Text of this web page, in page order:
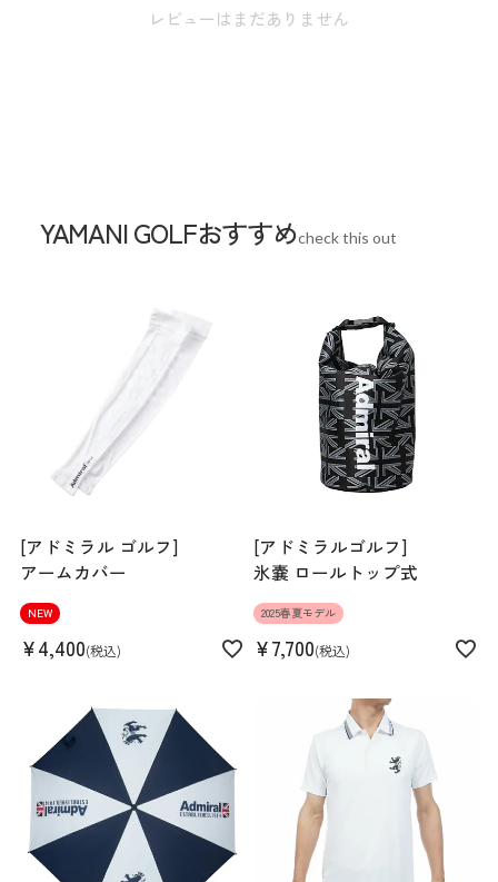
グのサイズ表記は目安となります。
Hem width 43cm
Length 60.5cm
L LL
160cm 57kgRecommended
Find out more on your body type
スペック
素材
本体:ナイロン69% ポリウレタン31% 別布部
分:綿70% ポリエステル30% リブ部分:ポリエ
レビューはまだありません
YAMANI GOLFおすすめcheck this out
[アドミラル ゴルフ]
アームカバー
NEW
¥4,400 税込
[アドミラルゴルフ]
氷嚢 ロールトップ式
2025春夏モデル
¥7,700 税込